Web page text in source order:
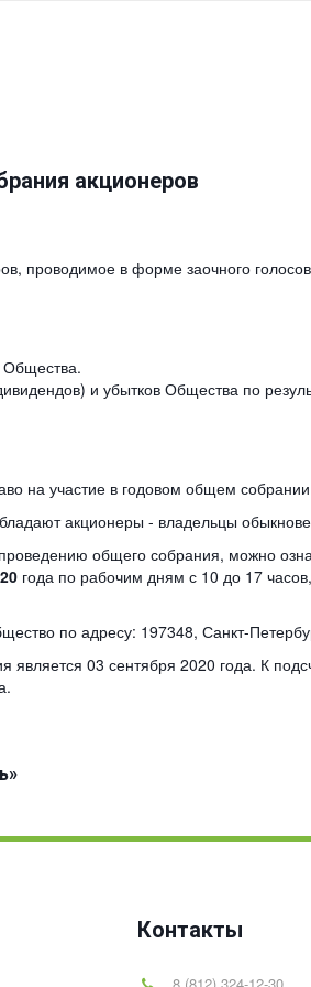
акционеров
проводимое в форме заочного
Общества.
и убытков Общества по
на участие в годовом общем
акционеры - владельцы
общего собрания, можно
года по рабочим дням с 10 до 17
по адресу: 197348, Санкт-
03 сентября 2020 года. К
Контакты